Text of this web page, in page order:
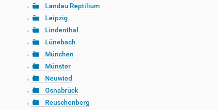
Landau Reptilium
Leipzig
Lindenthal
Lünebach
München
Münster
Neuwied
Osnabrück
Reuschenberg